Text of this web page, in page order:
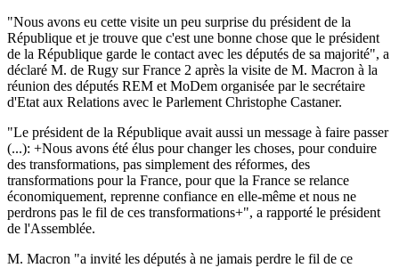
"Nous avons eu cette visite un peu surprise du président de la
République et je trouve que c'est une bonne chose que le président
de la République garde le contact avec les députés de sa majorité", a
déclaré M. de Rugy sur France 2 après la visite de M. Macron à la
réunion des députés REM et MoDem organisée par le secrétaire
d'Etat aux Relations avec le Parlement Christophe Castaner.
"Le président de la République avait aussi un message à faire passer
(...): +Nous avons été élus pour changer les choses, pour conduire
des transformations, pas simplement des réformes, des
transformations pour la France, pour que la France se relance
économiquement, reprenne confiance en elle-même et nous ne
perdrons pas le fil de ces transformations+", a rapporté le président
de l'Assemblée.
M. Macron "a invité les députés à ne jamais perdre le fil de ce